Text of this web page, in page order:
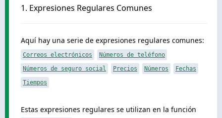
1. Expresiones Regulares Comunes
Aquí hay una serie de expresiones regulares comunes:
Correos electrónicos
Números de teléfono
Números de seguro social
Precios Números
Fechas
Tiempos
Estas expresiones regulares se utilizan en la función